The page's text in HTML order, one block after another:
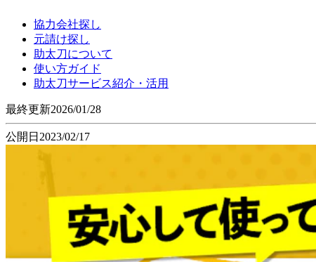
協力会社探し
元請け探し
助太刀について
使い方ガイド
助太刀サービス紹介・活用
最終更新2026/01/28
公開日 2023/02/17